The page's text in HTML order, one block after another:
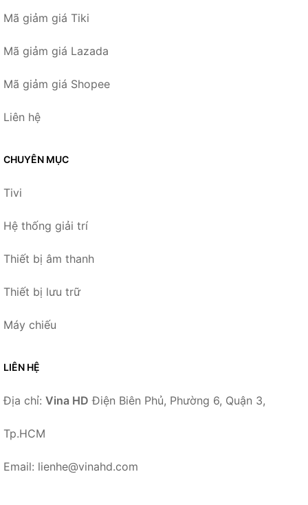
Mã giảm giá Tiki
Mã giảm giá Lazada
Mã giảm giá Shopee
Liên hệ
CHUYÊN MỤC
Tivi
Hệ thống giải trí
Thiết bị âm thanh
Thiết bị lưu trữ
Máy chiếu
LIÊN HỆ
Địa chỉ: Vina HD Điện Biên Phủ, Phường 6, Quận 3,
Tp.HCM
Email: lienhe@vinahd.com